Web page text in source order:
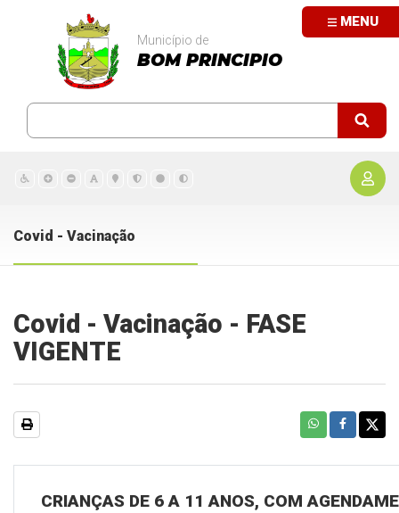
MENU
Município de
BOM PRINCIPIO
Covid - Vacinação
Covid - Vacinação - FASE
VIGENTE
CRIANÇAS DE 6 A 11 ANOS, COM